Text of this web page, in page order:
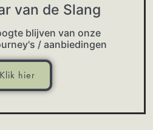
van de Slang
blijven van onze
/ aanbiedingen
Klik hier